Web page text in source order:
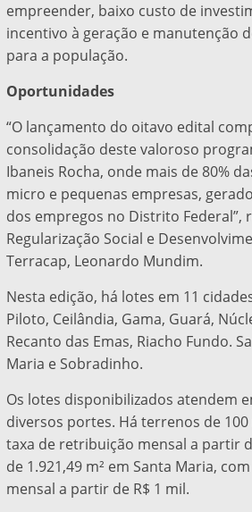
empreender, baixo custo de
incentivo à geração e manutenção
para a população.
Oportunidades
“O lançamento do oitavo edital
consolidação deste valoroso
Ibaneis Rocha, onde mais de 80%
micro e pequenas empresas,
dos empregos no Distrito Federal”,
Regularização Social e
Terracap, Leonardo Mundim.
Nesta edição, há lotes em 11
Piloto, Ceilândia, Gama, Guará,
Recanto das Emas, Riacho Fundo.
Maria e Sobradinho.
Os lotes disponibilizados atendem
diversos portes. Há terrenos de 100
taxa de retribuição mensal a partir
de 1.921,49 m² em Santa Maria,
mensal a partir de R$ 1 mil.